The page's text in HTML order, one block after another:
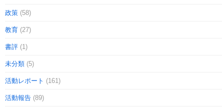
政策 (58)
教育 (27)
書評 (1)
未分類 (5)
活動レポート (161)
活動報告 (89)